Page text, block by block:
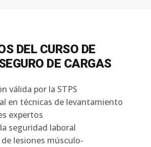
DEL CURSO DE
DE CARGAS
válida por la STPS
en técnicas de levantamiento
expertos
seguridad laboral
lesiones músculo-